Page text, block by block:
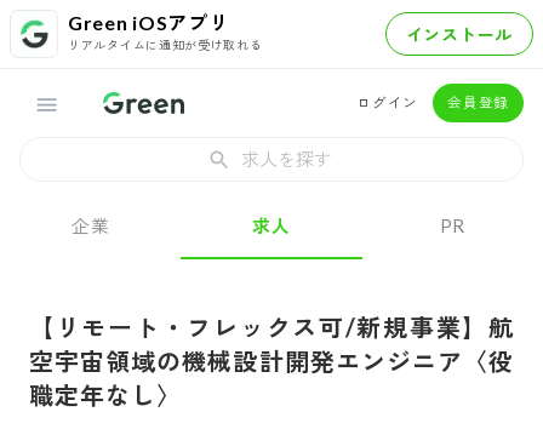
Green iOSアプリ
リアルタイムに通知が受け取れる インストール
ログイン 会員登録
求人を探す
企業 求人 PR
【リモート・フレックス可/新規事業】航
空宇宙領域の機械設計開発エンジニア〈役
職定年なし〉